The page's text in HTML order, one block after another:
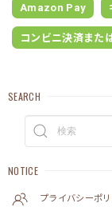
Amazon Pay
コンビニ決済また
SEARCH
NOTICE
プライバシーポ